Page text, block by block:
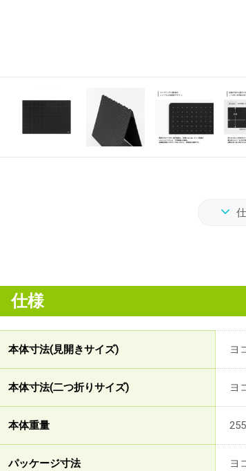
仕様
本体寸法(見開きサイズ) ヨ
本体寸法(二つ折りサイズ) ヨ
本体重量
パッケージ寸法 ヨ